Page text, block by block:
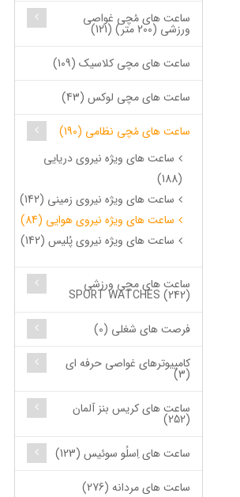
ساعت های مُچی غواصی
ورزشی (200 متر) (121)
ساعت های مچی کلاسیک (109)
ساعت های مچی لوکس (43)
ساعت های مُچی نظامی (190)
ساعت های ویژه نیروی دریایی
(188)
ساعت های ویژه نیروی زمینی (142)
ساعت های ویژه نیروی هوایی (84)
ساعت های ویژه نیروی پُلیس (142)
ساعت های مچی ورزشی
SPORT WATCHES (242)
فرصت های شغلی (0)
کامپیوترهای غواصی حرفه ای
(3)
ساعت های کریس بنز آلمان
(252)
ساعت های اِسلُو سوئیس (123)
ساعت های مردانه (276)